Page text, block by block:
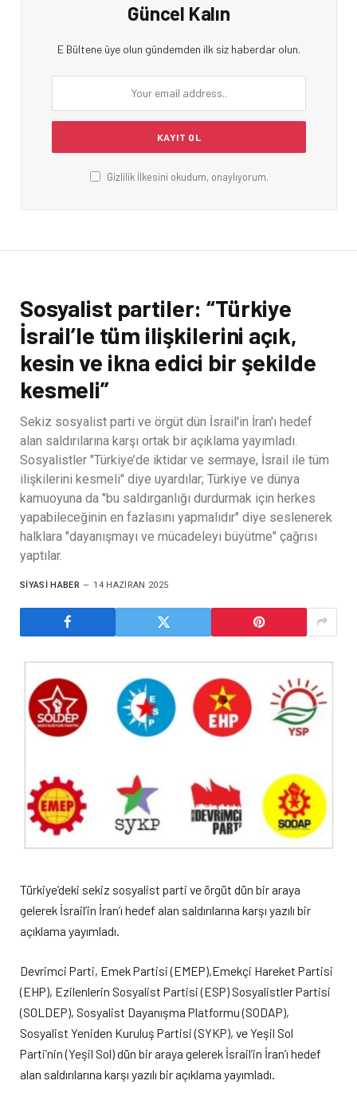
Güncel Kalın
E Bültene üye olun gündemden ilk siz haberdar olun.
Gizlilik İlkesini okudum, onaylıyorum.
Sosyalist partiler: “Türkiye
İsrail’le tüm ilişkilerini açık,
kesin ve ikna edici bir şekilde
kesmeli”
Sekiz sosyalist parti ve örgüt dün İsrail'in İran'ı hedef
alan saldırılarına karşı ortak bir açıklama yayımladı.
Sosyalistler "Türkiye’de iktidar ve sermaye, İsrail ile tüm
ilişkilerini kesmeli" diye uyardılar; Türkiye ve dünya
kamuoyuna da "bu saldırganlığı durdurmak için herkes
yapabileceğinin en fazlasını yapmalıdır" diye seslenerek
halklara "dayanışmayı ve mücadeleyi büyütme" çağrısı
yaptılar.
SIYASI HABER 14 HAZIRAN 2025
Türkiye’deki sekiz sosyalist parti ve örgüt dün bir araya
gelerek İsrail’in İran’ı hedef alan saldırılarına karşı yazılı bir
açıklama yayımladı.
Devrimci Parti, Emek Partisi (EMEP),Emekçi Hareket Partisi
(EHP), Ezilenlerin Sosyalist Partisi (ESP) Sosyalistler Partisi
(SOLDEP), Sosyalist Dayanışma Platformu (SODAP),
Sosyalist Yeniden Kuruluş Partisi (SYKP), ve Yeşil Sol
Parti’nin (Yeşil Sol) dün bir araya gelerek İsrail’in İran’ı hedef
alan saldırılarına karşı yazılı bir açıklama yayımladı.